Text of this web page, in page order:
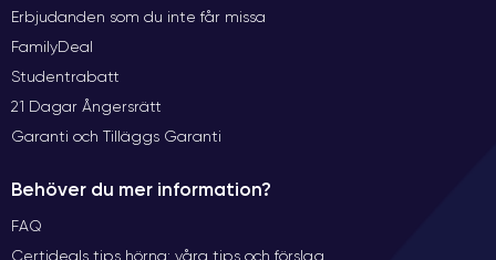
Erbjudanden som du inte får missa
FamilyDeal
Studentrabatt
21 Dagar Ångersrätt
Garanti och Tilläggs Garanti
Behöver du mer information?
FAQ
Certideals tips hörna: våra tips och förslag